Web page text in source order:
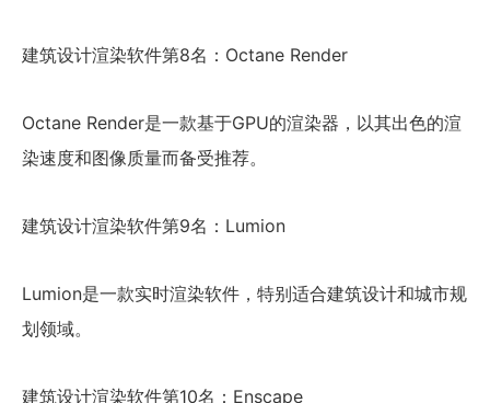
建筑设计渲染软件第8名：Octane Render
Octane Render是一款基于GPU的渲染器，以其出色的渲
染速度和图像质量而备受推荐。
建筑设计渲染软件第9名：Lumion
Lumion是一款实时渲染软件，特别适合建筑设计和城市规
划领域。
建筑设计渲染软件第10名：Enscape